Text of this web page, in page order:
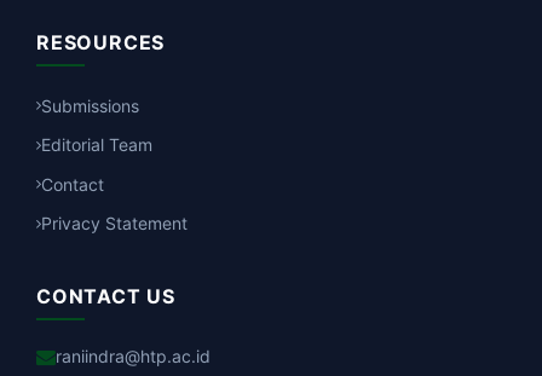
RESOURCES
Submissions
Editorial Team
Contact
Privacy Statement
CONTACT US
raniindra@htp.ac.id